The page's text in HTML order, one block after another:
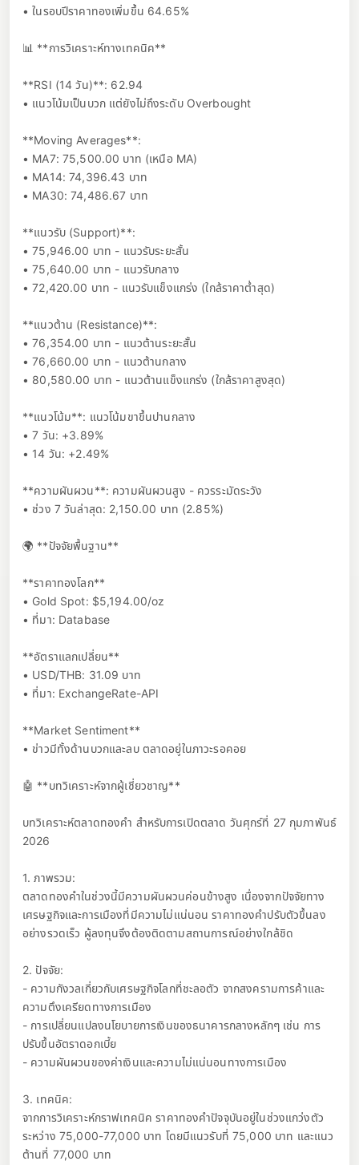
• ในรอบปีราคาทองเพิ่มขึ้น 64.65%
📊 **การวิเคราะห์ทางเทคนิค**
**RSI (14 วัน)**: 62.94
• แนวโน้มเป็นบวก แต่ยังไม่ถึงระดับ Overbought
**Moving Averages**:
• MA7: 75,500.00 บาท (เหนือ MA)
• MA14: 74,396.43 บาท
• MA30: 74,486.67 บาท
**แนวรับ (Support)**:
• 75,946.00 บาท - แนวรับระยะสั้น
• 75,640.00 บาท - แนวรับกลาง
• 72,420.00 บาท - แนวรับแข็งแกร่ง (ใกล้ราคาต่ำสุด)
**แนวต้าน (Resistance)**:
• 76,354.00 บาท - แนวต้านระยะสั้น
• 76,660.00 บาท - แนวต้านกลาง
• 80,580.00 บาท - แนวต้านแข็งแกร่ง (ใกล้ราคาสูงสุด)
**แนวโน้ม**: แนวโน้มขาขึ้นปานกลาง
• 7 วัน: +3.89%
• 14 วัน: +2.49%
**ความผันผวน**: ความผันผวนสูง - ควรระมัดระวัง
• ช่วง 7 วันล่าสุด: 2,150.00 บาท (2.85%)
🌍 **ปัจจัยพื้นฐาน**
**ราคาทองโลก**
• Gold Spot: $5,194.00/oz
• ที่มา: Database
**อัตราแลกเปลี่ยน**
• USD/THB: 31.09 บาท
• ที่มา: ExchangeRate-API
**Market Sentiment**
• ข่าวมีทั้งด้านบวกและลบ ตลาดอยู่ในภาวะรอคอย
🤖 **บทวิเคราะห์จากผู้เชี่ยวชาญ**
บทวิเคราะห์ตลาดทองคำ สำหรับการเปิดตลาด วันศุกร์ที่ 27 กุมภาพันธ์
2026
1. ภาพรวม:
ตลาดทองคำในช่วงนี้มีความผันผวนค่อนข้างสูง เนื่องจากปัจจัยทาง
เศรษฐกิจและการเมืองที่มีความไม่แน่นอน ราคาทองคำปรับตัวขึ้นลง
อย่างรวดเร็ว ผู้ลงทุนจึงต้องติดตามสถานการณ์อย่างใกล้ชิด
2. ปัจจัย:
- ความกังวลเกี่ยวกับเศรษฐกิจโลกที่ชะลอตัว จากสงครามการค้าและ
ความตึงเครียดทางการเมือง
- การเปลี่ยนแปลงนโยบายการเงินของธนาคารกลางหลักๆ เช่น การ
ปรับขึ้นอัตราดอกเบี้ย
- ความผันผวนของค่าเงินและความไม่แน่นอนทางการเมือง
3. เทคนิค:
จากการวิเคราะห์กราฟเทคนิค ราคาทองคำปัจจุบันอยู่ในช่วงแกว่งตัว
ระหว่าง 75,000-77,000 บาท โดยมีแนวรับที่ 75,000 บาท และแนว
ต้านที่ 77,000 บาท